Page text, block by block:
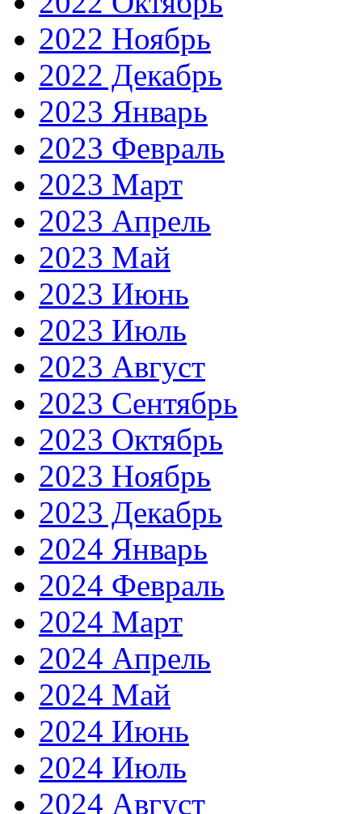
2022 Ноябрь
2022 Декабрь
2023 Январь
2023 Февраль
2023 Март
2023 Апрель
2023 Май
2023 Июнь
2023 Июль
2023 Август
2023 Сентябрь
2023 Октябрь
2023 Ноябрь
2023 Декабрь
2024 Январь
2024 Февраль
2024 Март
2024 Апрель
2024 Май
2024 Июнь
2024 Июль
2024 Август